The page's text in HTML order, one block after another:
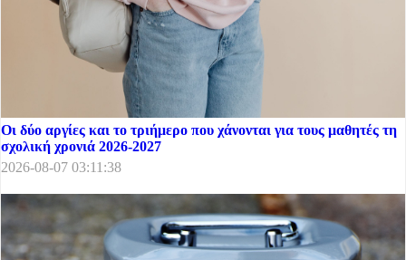
Οι δύο αργίες και το τριήμερο που χάνονται για τους μαθητές τη
σχολική χρονιά 2026-2027
2026-08-07 03:11:38